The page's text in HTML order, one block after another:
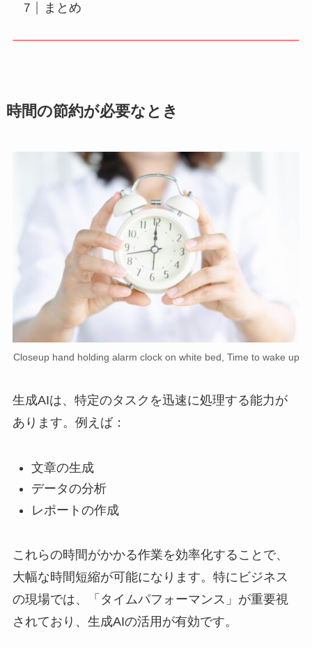
まとめ
時間の節約が必要なとき
Closeup hand holding alarm clock on white bed, Time to wake up
生成AIは、特定のタスクを迅速に処理する能力が
あります。例えば：
文章の生成
データの分析
レポートの作成
これらの時間がかかる作業を効率化することで、
大幅な時間短縮が可能になります。特にビジネス
の現場では、「タイムパフォーマンス」が重要視
されており、生成AIの活用が有効です。